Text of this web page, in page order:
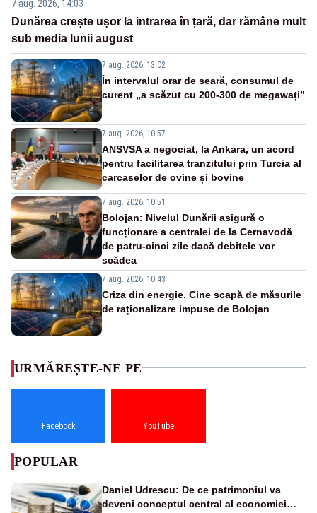
7 aug. 2026, 14:03
Dunărea crește ușor la intrarea în țară, dar rămâne mult
sub media lunii august
7 aug. 2026, 13:02
În intervalul orar de seară, consumul de
curent „a scăzut cu 200-300 de megawați”
7 aug. 2026, 10:57
ANSVSA a negociat, la Ankara, un acord
pentru facilitarea tranzitului prin Turcia al
carcaselor de ovine și bovine
7 aug. 2026, 10:51
Bolojan: Nivelul Dunării asigură o
funcționare a centralei de la Cernavodă
de patru-cinci zile dacă debitele vor
scădea
7 aug. 2026, 10:43
Criza din energie. Cine scapă de măsurile
de raționalizare impuse de Bolojan
URMĂREȘTE-NE PE
Facebook YouTube
POPULAR
Daniel Udrescu: De ce patrimoniul va
deveni conceptul central al economiei